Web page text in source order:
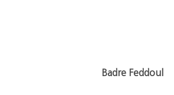
Badre Feddoul